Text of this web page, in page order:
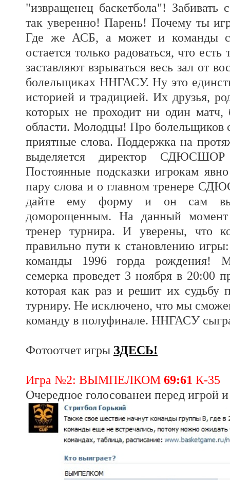
"извращенец баскетбола"!
так уверенно! Парень! Почему ты
Где же АСБ, а может и команды
остается только радоваться, что
заставляют взрываться весь зал от
болельщиках ННГАСУ. Ну это
историей и традицией. Их друзья,
которых не проходит ни один
области. Молодцы! Про болельщиков
приятные слова. Поддержка на
выделяется директор
Постоянные подсказки игрокам
пару слова и о главном тренере
дайте ему форму и он сам
доморощенным. На данный
тренер турнира. И уверены,
правильно пути к становлению
команды 1996 горда рождения!
семерка проведет 3 ноября в
которая как раз и решит их
турниру. Не исключено, что мы
команду в полуфинале. ННГАСУ
Фотоотчет игры ЗДЕСЬ!
Игра №2: ВЫМПЕЛКОМ 69:61 К-35
Очередное голосованеи перед игрой и